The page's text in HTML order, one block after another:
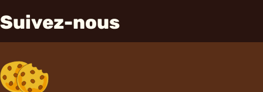
Suivez-nous